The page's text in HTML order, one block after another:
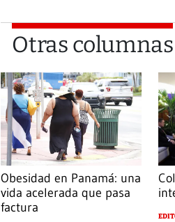
Otras columnas
Obesidad en Panamá: una
vida acelerada que pasa
factura